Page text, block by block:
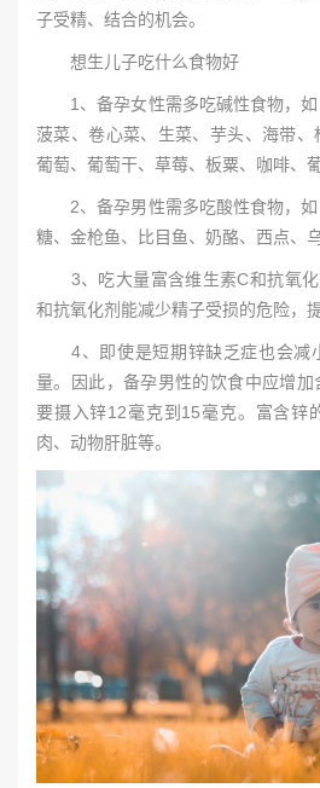
子受精、结合的机会。
想生儿子吃什么食物好
1、备孕女性需多吃碱性食物，如
菠菜、卷心菜、生菜、芋头、海带、
葡萄、葡萄干、草莓、板粟、咖啡、
2、备孕男性需多吃酸性食物，如
糖、金枪鱼、比目鱼、奶酪、西点、
3、吃大量富含维生素C和抗氧化
和抗氧化剂能减少精子受损的危险，
4、即使是短期锌缺乏症也会减
量。因此，备孕男性的饮食中应增
要摄入锌12毫克到15毫克。富含锌
肉、动物肝脏等。